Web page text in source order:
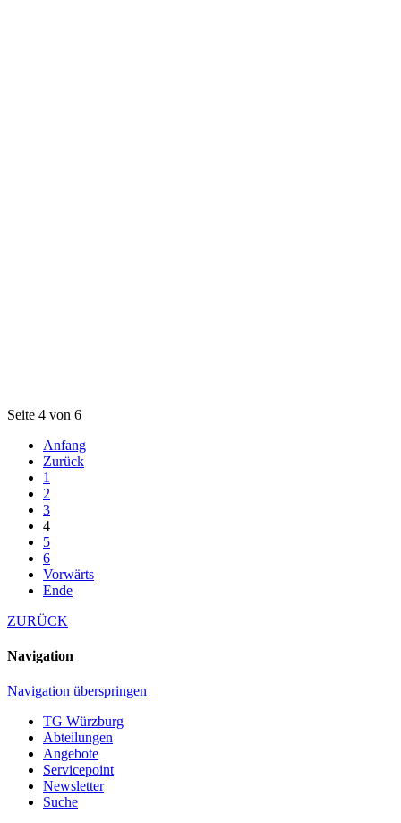
Seite 4 von 6
Anfang
Zurück
1
2
3
4
5
6
Vorwärts
Ende
ZURÜCK
Navigation
Navigation überspringen
TG Würzburg
Abteilungen
Angebote
Servicepoint
Newsletter
Suche